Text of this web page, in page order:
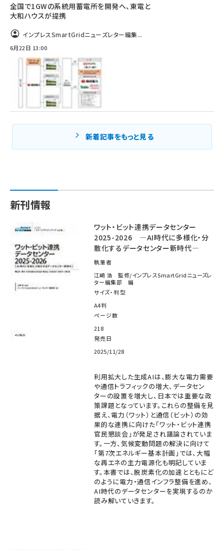
全国で1GWの系統用蓄電所を開発へ、東電と
大和ハウスが提携
インプレスSmartGridニューズレター編集...
6月22日 13:00
新着記事をもっと見る
新刊情報
ワット・ビット連携データセンター
2025-2026 ―AI時代に多様化・分
散化するデータセンター新時代―
執筆者
江崎 浩 監修/インプレスSmartGridニューズレ
ター編集部 編
サイズ・判型
A4判
ページ数
218
発売日
2025/11/28
利用拡大した生成AIは、膨大な電力需要
や通信トラフィックの増大、データセン
ターの設置を増大し、日本では重要な政
策課題となっています。これらの整備を見
据え、電力（ワット）と通信（ビット）の効
果的な連携に向けた「ワット・ビット連携
官民懇談会」が発足され議論されていま
す。一方、気候変動問題の解決に向けて
「第7次エネルギー基本計画」では、大幅
な再エネの主力電源化も明記していま
す。本書では、脱炭素化の加速とともにど
のように電力・通信インフラ整備を進め、
AI時代のデータセンターを実現するのか
読み解いていきます。